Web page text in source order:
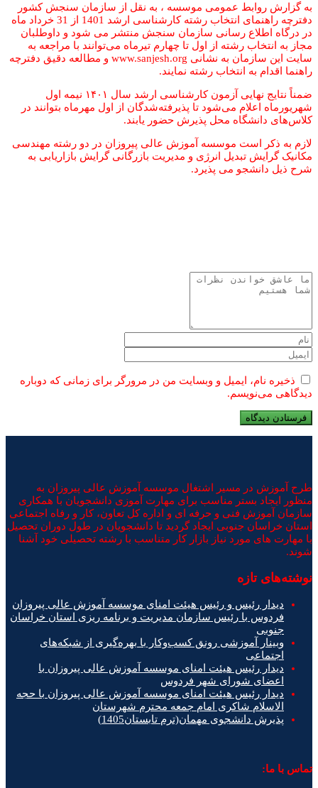
به گزارش روابط عمومی موسسه ، به نقل از سازمان سنجش کشور
دفترچه راهنمای انتخاب رشته کارشناسی ارشد 1401 از 31 خرداد ماه
در درگاه اطلاع رسانی سازمان سنجش منتشر می شود و داوطلبان
مجاز به انتخاب رشته از اول تا چهارم تیرماه می‌توانند با مراجعه به
سایت این سازمان به نشانی www.sanjesh.org و مطالعه دقیق دفترچه
راهنما اقدام به انتخاب رشته نمایند.
ضمناً نتایج نهایی آزمون کارشناسی ارشد سال ۱۴۰۱ نیمه اول
شهریورماه اعلام می‌شود تا پذیرفته‌شدگان از اول مهرماه بتوانند در
کلاس‌های دانشگاه محل پذیرش حضور یابند.
لازم به ذکر است موسسه آموزش عالی پیروزان در دو رشته مهندسی
مکانیک گرایش تبدیل انرژی و مدیریت بازرگانی گرایش بازاریابی به
شرح ذیل دانشجو می پذیرد.
ذخیره نام، ایمیل و وبسایت من در مرورگر برای زمانی که دوباره
دیدگاهی می‌نویسم.
طرح آموزش در مسیر اشتغال موسسه آموزش عالی پیروزان به
منظور ایجاد بستر مناسب برای مهارت آموزی دانشجویان با همکاری
سازمان آموزش فنی و حرفه ای و اداره کل تعاون، کار و رفاه اجتماعی
استان خراسان جنوبی ایجاد گردید تا دانشجویان در طول دوران تحصیل
با مهارت های مورد نیاز بازار کار متناسب با رشته تحصیلی خود آشنا
شوند.
نوشته‌های تازه
دیدار رئیس و رئیس هیئت امنای موسسه آموزش عالی پیروزان
فردوس با رئیس سازمان مدیریت و برنامه ریزی استان خراسان
جنوبی
وبینار آموزشی رونق کسب‌وکار با بهره‌گیری از شبکه‌های
اجتماعی
دیدار رئیس هیئت امنای موسسه آموزش عالی پیروزان با
اعضای شورای شهر فردوس
دیدار رئیس هیئت امنای موسسه آموزش عالی پیروزان با حجه
الاسلام شاکری امام جمعه محترم شهرستان
پذیرش دانشجوی مهمان(ترم تابستان1405)
تماس با ما: